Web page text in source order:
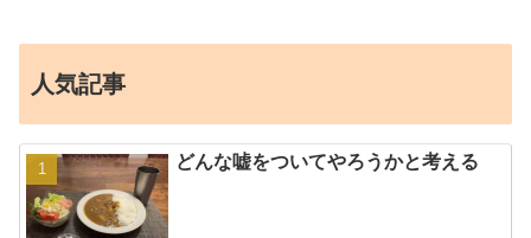
人気記事
どんな嘘をついてやろうかと考える